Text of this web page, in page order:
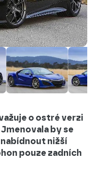
o ostré verzi
by se
nabídnout nižší
pouze zadních